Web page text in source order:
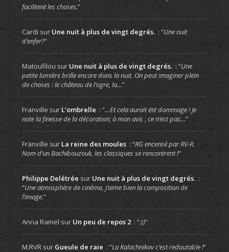
facilitent les choses.”
Cardi sur Une nuit à plus de vingt degrés. : “Une nuit
d’enfer?”
Matoufilou sur Une nuit à plus de vingt degrés. : “Une
petite lumière brille encore dans la nuit. On peut imaginer plein
de choses : le château de l’ogre, la…”
Franville sur L’ombrelle : “…Et cela aurait été dommage ! Je
note la finesse de la décoration; à mon avis , ce n’est pas…”
Franville sur La reine des moules : “RG encensé par RV-R.
Nom d’un Bachibouzouk, les classiques se rencontrent !”
Philippe Delétrée sur Une nuit à plus de vingt degrés. :
“Une atmosphère de cinéma, j’aime bien la composition de
l’image.”
Anna Ramel sur Un peu de repos 2 : “:))”
M.RVRsur Gueule de raie : “La Kalachnikov c’est redoutable !”